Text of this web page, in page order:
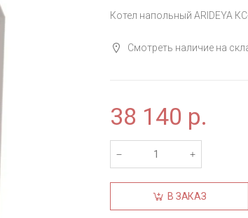
Котел напольный ARIDEYA
Смотреть наличие на
38 140 р.
В ЗАКАЗ